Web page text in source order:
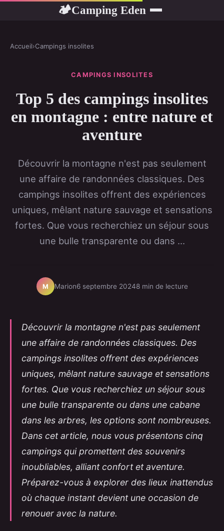
🏕Camping Eden
Accueil›Campings insolites
CAMPINGS INSOLITES
Top 5 des campings insolites
en montagne : entre nature et
aventure
Découvrir la montagne n'est pas seulement
une affaire de randonnées classiques. Des
campings insolites offrent des expériences
uniques, mêlant nature sauvage et sensations
fortes. Que vous recherchiez un séjour sous
une bulle transparente ou dans ...
M Marion6 septembre 20248 min de lecture
Découvrir la montagne n'est pas seulement
une affaire de randonnées classiques. Des
campings insolites offrent des expériences
uniques, mêlant nature sauvage et sensations
fortes. Que vous recherchiez un séjour sous
une bulle transparente ou dans une cabane
dans les arbres, les options sont nombreuses.
Dans cet article, nous vous présentons cinq
campings qui promettent des souvenirs
inoubliables, alliant confort et aventure.
Préparez-vous à explorer des lieux inattendus
où chaque instant devient une occasion de
renouer avec la nature.